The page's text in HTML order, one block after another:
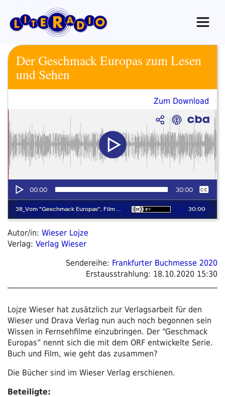
Inhalt
springen
Der Geschmack Europas zum Lesen
und Sehen
Zum Download
Autor/in: Wieser Lojze
Verlag: Verlag Wieser
Sendereihe: Frankfurter Buchmesse 2020
Erstausstrahlung: 18.10.2020 15:30
Lojze Wieser hat zusätzlich zur Verlagsarbeit für den
Wieser und Drava Verlag nun auch noch begonnen sein
Wissen in Fernsehfilme einzubringen. Der “Geschmack
Europas” nennt sich die mit dem ORF entwickelte Serie.
Buch und Film, wie geht das zusammen?
Die Bücher sind im Wieser Verlag erschienen.
Beteiligte: